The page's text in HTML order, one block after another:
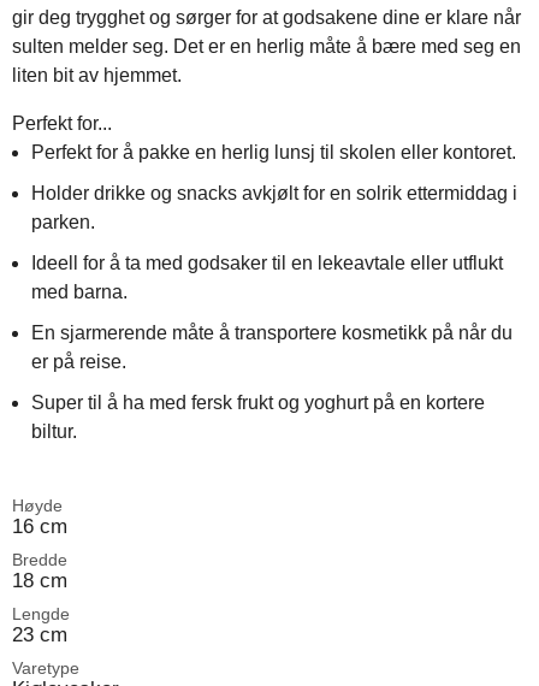
gir deg trygghet og sørger for at godsakene dine er klare når
sulten melder seg. Det er en herlig måte å bære med seg en
liten bit av hjemmet.
Perfekt for...
Perfekt for å pakke en herlig lunsj til skolen eller kontoret.
Holder drikke og snacks avkjølt for en solrik ettermiddag i
parken.
Ideell for å ta med godsaker til en lekeavtale eller utflukt
med barna.
En sjarmerende måte å transportere kosmetikk på når du
er på reise.
Super til å ha med fersk frukt og yoghurt på en kortere
biltur.
Høyde
16 cm
Bredde
18 cm
Lengde
23 cm
Varetype